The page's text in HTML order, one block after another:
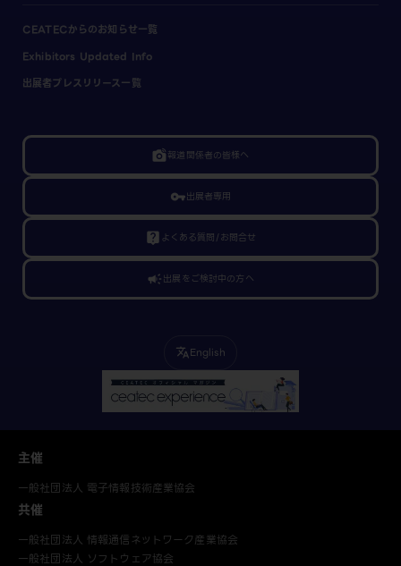
CEATECからのお知らせ一覧
Exhibitors Updated Info
出展者プレスリリース一覧
linked_camera報道関係者の皆様へ
vpn_key出展者専用
live_help よくある質問/お問合せ
campaign出展をご検討中の方へ
translateEnglish
主催
一般社団法人 電子情報技術産業協会
共催
一般社団法人 情報通信ネットワーク産業協会
一般社団法人 ソフトウェア協会